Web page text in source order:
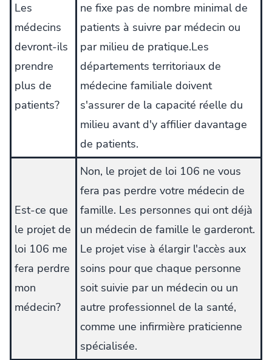
Les
médecins
devront-ils
prendre
plus de
patients?
ne fixe pas de nombre minimal de
patients à suivre par médecin ou
par milieu de pratique.Les
départements territoriaux de
médecine familiale doivent
s'assurer de la capacité réelle du
milieu avant d'y affilier davantage
de patients.
Est-ce que
le projet de
loi 106 me
fera perdre
mon
médecin?
Non, le projet de loi 106 ne vous
fera pas perdre votre médecin de
famille. Les personnes qui ont déjà
un médecin de famille le garderont.
Le projet vise à élargir l'accès aux
soins pour que chaque personne
soit suivie par un médecin ou un
autre professionnel de la santé,
comme une infirmière praticienne
spécialisée.